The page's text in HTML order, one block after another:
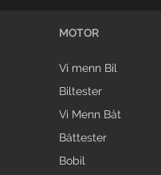
MOTOR
Vi menn Bil
Biltester
Vi Menn Båt
Båttester
Bobil